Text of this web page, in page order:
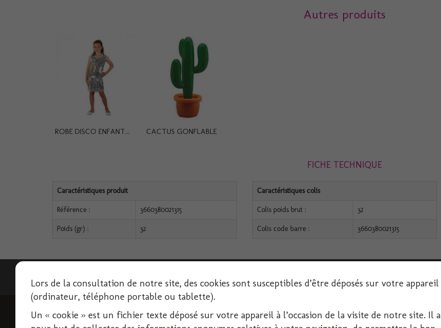
Autres produits
ROBE DISCO ENFANT... CACTUS GONFLABLE
FICHE TECHNIQUE
Caractéristiques produit
Référence : 3660380021315
Poids (gr) : 32
Caractéristiques colis
Colis poids brut : 32
Colis code barre : 3660380021315
INFORMATIONS SERVICE CLIENT
Lors de la consultation de notre site, des cookies sont susceptibles d’être déposés sur votre appareil
(ordinateur, téléphone portable ou tablette).
Un « cookie » est un fichier texte déposé sur votre appareil à l’occasion de la visite de notre site. Il a